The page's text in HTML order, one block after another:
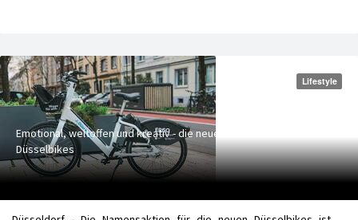
Lifestyle
Emotional, weltoffen und kreativ - die neuen Namen für die
Düsselbikes